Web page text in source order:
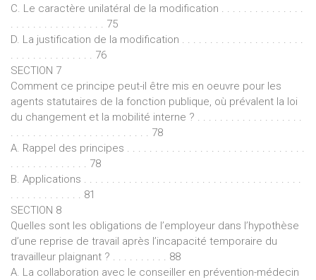
C. Le caractère unilatéral de la modification . . . . . . . . . . . . . . .
. . . . . . . . . . . . . . . . . 75
D. La justification de la modification . . . . . . . . . . . . . . . . . . . . . .
. . . . . . . . . . . . . . . 76
SECTION 7
Comment ce principe peut-il être mis en oeuvre pour les
agents statutaires de la fonction publique, où prévalent la loi
du changement et la mobilité interne ? . . . . . . . . . . . . . . . . . . .
. . . . . . . . . . . . . . . . . . . . . . . . . 78
A. Rappel des principes . . . . . . . . . . . . . . . . . . . . . . . . . . . . . . . .
. . . . . . . . . . . . . . 78
B. Applications . . . . . . . . . . . . . . . . . . . . . . . . . . . . . . . . . . . . . . .
. . . . . . . . . . . . . 81
SECTION 8
Quelles sont les obligations de l’employeur dans l’hypothèse
d’une reprise de travail après l’incapacité temporaire du
travailleur plaignant ? . . . . . . . . . . 88
A. La collaboration avec le conseiller en prévention-médecin